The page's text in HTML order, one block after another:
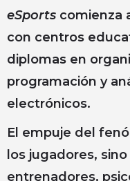
eSports comienza
con centros
diplomas en
programación y
electrónicos.
El empuje del
los jugadores,
entrenadores,